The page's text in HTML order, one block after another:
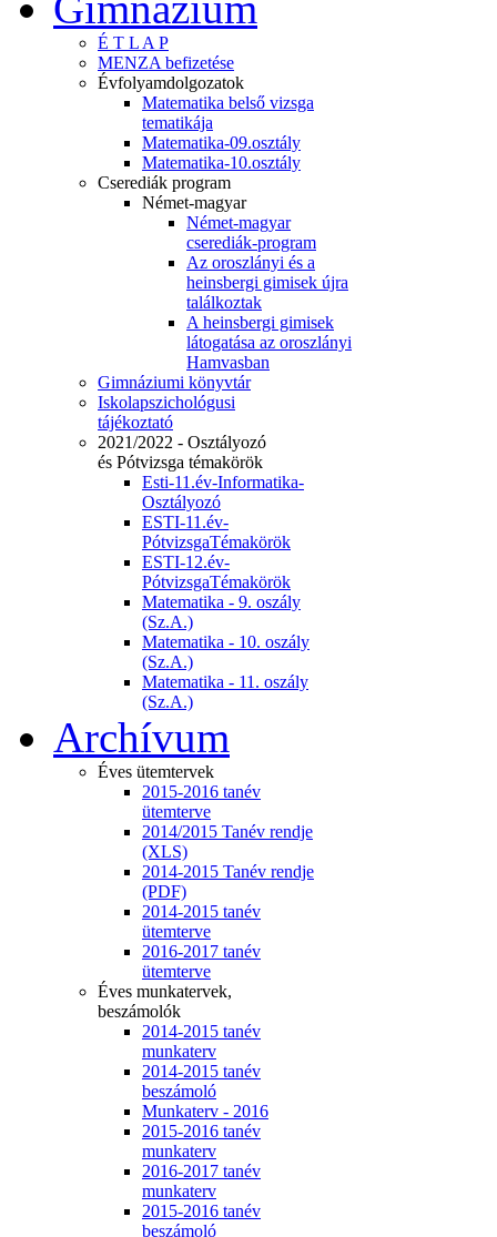
É T L A P
MENZA befizetése
Évfolyamdolgozatok
Matematika belső vizsga
tematikája
Matematika-09.osztály
Matematika-10.osztály
Cserediák program
Német-magyar
Német-magyar
cserediák-program
Az oroszlányi és a
heinsbergi gimisek újra
találkoztak
A heinsbergi gimisek
látogatása az oroszlányi
Hamvasban
Gimnáziumi könyvtár
Iskolapszichológusi
tájékoztató
2021/2022 - Osztályozó
és Pótvizsga témakörök
Esti-11.év-Informatika-
Osztályozó
ESTI-11.év-
PótvizsgaTémakörök
ESTI-12.év-
PótvizsgaTémakörök
Matematika - 9. oszály
(Sz.A.)
Matematika - 10. oszály
(Sz.A.)
Matematika - 11. oszály
(Sz.A.)
Archívum
Éves ütemtervek
2015-2016 tanév
ütemterve
2014/2015 Tanév rendje
(XLS)
2014-2015 Tanév rendje
(PDF)
2014-2015 tanév
ütemterve
2016-2017 tanév
ütemterve
Éves munkatervek,
beszámolók
2014-2015 tanév
munkaterv
2014-2015 tanév
beszámoló
Munkaterv - 2016
2015-2016 tanév
munkaterv
2016-2017 tanév
munkaterv
2015-2016 tanév
beszámoló